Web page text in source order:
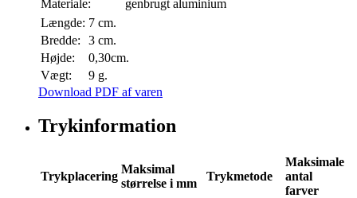
Materiale:
genbrugt aluminium
Længde: 7 cm.
Bredde:
3 cm.
Højde:
0,30cm.
Vægt:
9 g.
Download PDF af varen
Trykinformation
Trykplacering
Maksimal
størrelse i mm
Trykmetode
Maksimale
antal
farver